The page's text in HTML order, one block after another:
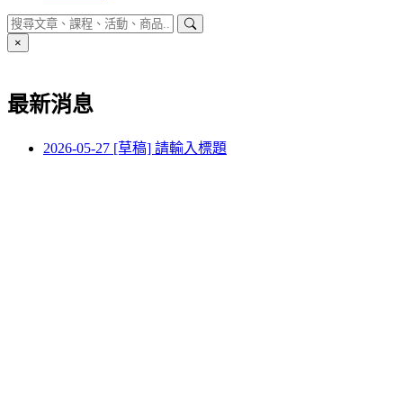
×
最新消息
2026-05-27 [草稿] 請輸入標題